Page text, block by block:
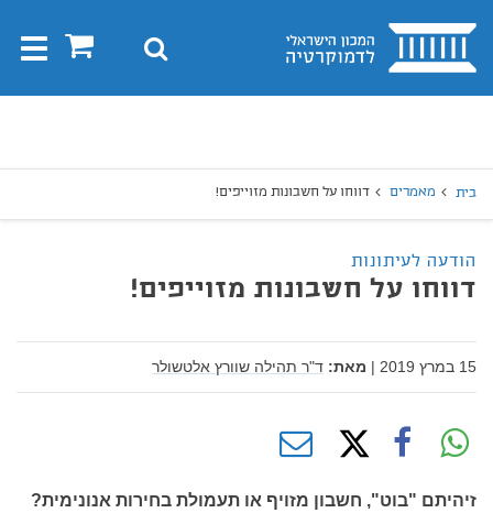
בית 0 חיפוש
בית מאמרים דווחו על חשבונות מזוייפים!
הודעה לעיתונות
דווחו על חשבונות מזוייפים!
15 במרץ 2019 | מאת: ד"ר תהילה שוורץ אלטשולר
זיהיתם "בוט", חשבון מזויף או תעמולת בחירות אנונימית?